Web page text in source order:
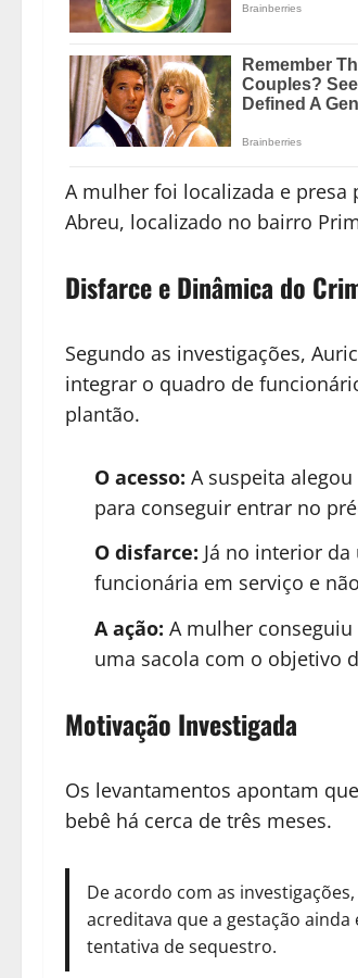
A mulher foi localizada e
Abreu, localizado no bairro
Disfarce e Dinâmica do
Segundo as investigações,
integrar o quadro de
plantão.
O acesso: A suspeita
para conseguir entrar no
O disfarce: Já no interior
funcionária em serviço e
A ação: A mulher
uma sacola com o objetivo
Motivação Investigada
Os levantamentos apontam
bebê há cerca de três meses.
De acordo com as
acreditava que a gestação
tentativa de sequestro.